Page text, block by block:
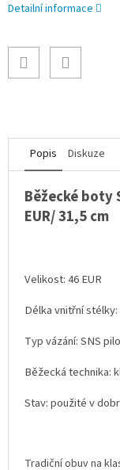
Detailní informace
Popis Diskuze
Běžecké boty
EUR/ 31,5 cm
Velikost: 46 EUR
Délka vnitřní stélky:
Typ vázání: SNS
Běžecká technika:
Stav: použité v
Tradiční obuv na